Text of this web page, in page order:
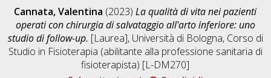
Cannata, Valentina (2023)La qualità di vita nei pazienti
operati con chirurgia di salvataggio all'arto inferiore: uno
studio di follow-up. [Laurea], Università di Bologna, Corso di
Studio in Fisioterapia (abilitante alla professione sanitaria di
fisioterapista) [L-DM270]